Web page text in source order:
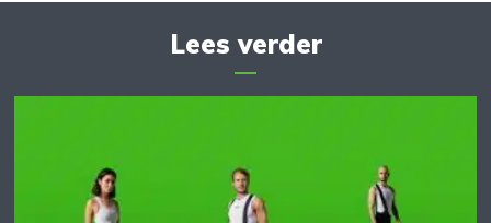
Lees verder